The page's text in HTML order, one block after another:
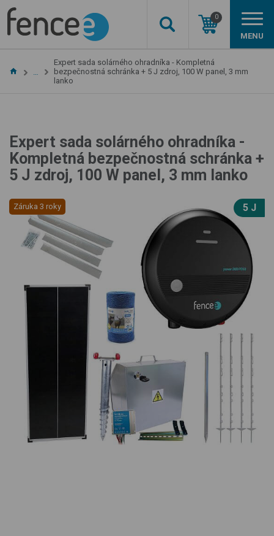
0
MENU
Expert sada solárného ohradníka - Kompletná
bezpečnostná schránka + 5 J zdroj, 100 W panel, 3 mm
lanko
Expert sada solárného ohradníka -
Kompletná bezpečnostná schránka +
5 J zdroj, 100 W panel, 3 mm lanko
Záruka 3 roky 5 J